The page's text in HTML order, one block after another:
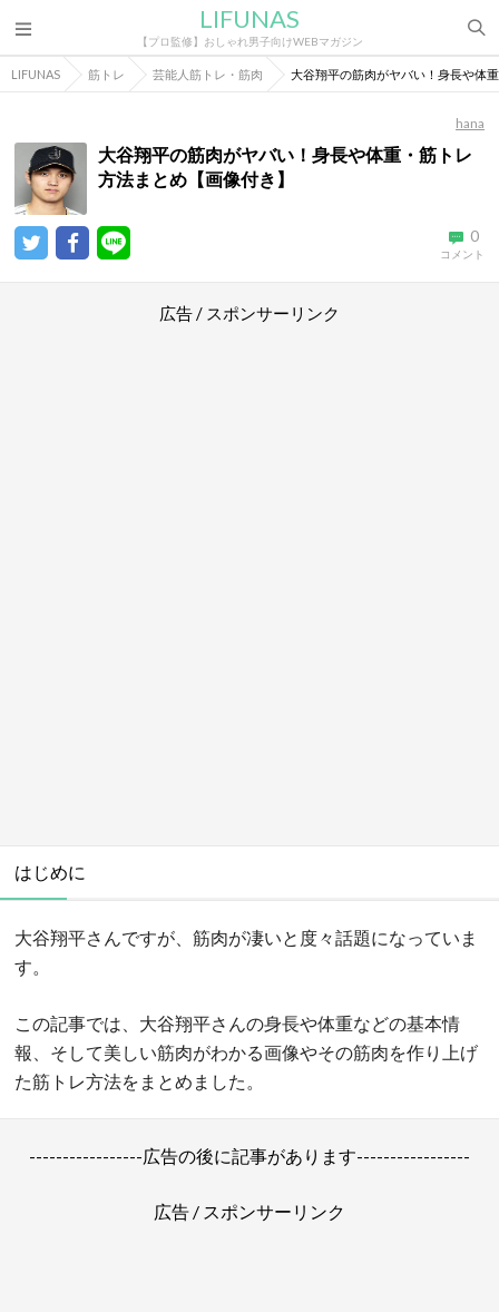
LIFUNAS
【プロ監修】おしゃれ男子向けWEBマガジン
LIFUNAS 筋トレ 芸能人筋トレ・筋肉 大谷翔平の筋肉がヤバい！身長や体
hana
大谷翔平の筋肉がヤバい！身長や体重・筋トレ
方法まとめ【画像付き】
0
コメント
広告 / スポンサーリンク
はじめに
大谷翔平さんですが、筋肉が凄いと度々話題になっていま
す。
この記事では、大谷翔平さんの身長や体重などの基本情
報、そして美しい筋肉がわかる画像やその筋肉を作り上げ
た筋トレ方法をまとめました。
-----------------広告の後に記事があります-----------------
広告 / スポンサーリンク